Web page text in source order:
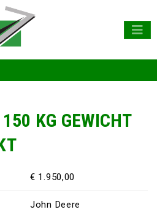
KG GEWICHT
€ 1.950,00
John Deere